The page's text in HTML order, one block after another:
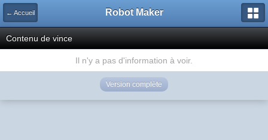
← Accueil Robot Maker
Contenu de vince
Il n'y a pas d'information à voir.
Version complète